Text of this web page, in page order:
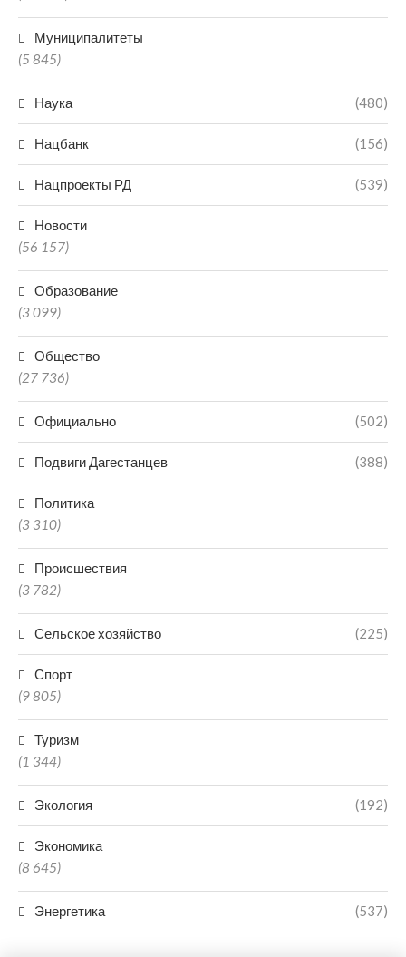
Муниципалитеты
(5 845)
Наука (480)
Нацбанк (156)
Нацпроекты РД (539)
Новости
(56 157)
Образование
(3 099)
Общество
(27 736)
Официально (502)
Подвиги Дагестанцев (388)
Политика
(3 310)
Происшествия
(3 782)
Сельское хозяйство (225)
Спорт
(9 805)
Туризм
(1 344)
Экология (192)
Экономика
(8 645)
Энергетика (537)